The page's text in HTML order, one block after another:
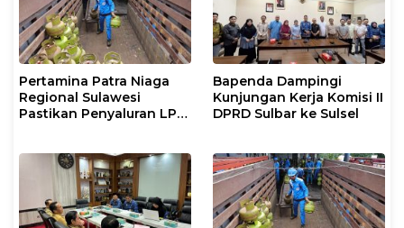
Pertamina Patra Niaga
Regional Sulawesi
Pastikan Penyaluran LPG
Pasokan Selama Periode
Hari Raya Idul adha
Bapenda Dampingi
Kunjungan Kerja Komisi II
DPRD Sulbar ke Sulsel